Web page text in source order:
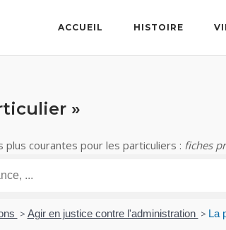
ACCUEIL HISTOIRE
»
courantes pour les particuliers : fiches
> Agir en justice contre l'administration > La